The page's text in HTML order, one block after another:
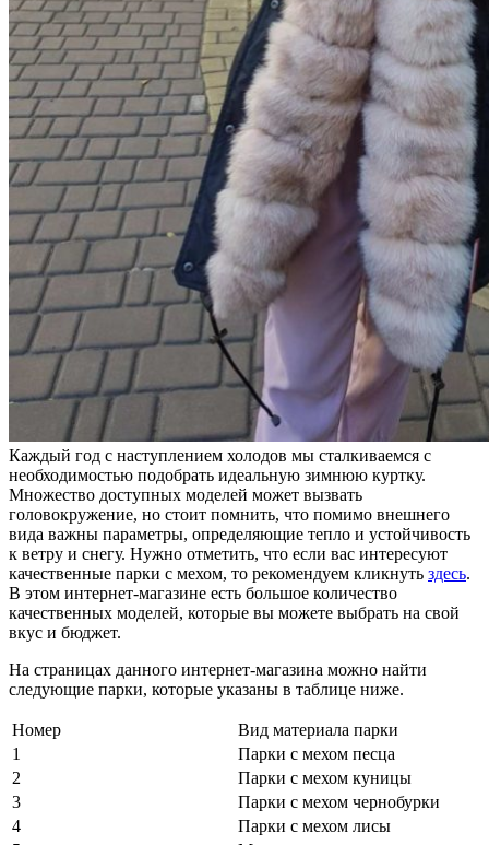
Каждый год с наступлением холодов мы сталкиваемся с
необходимостью подобрать идеальную зимнюю куртку.
Множество доступных моделей может вызвать
головокружение, но стоит помнить, что помимо внешнего
вида важны параметры, определяющие тепло и устойчивость
к ветру и снегу. Нужно отметить, что если вас интересуют
качественные парки с мехом, то рекомендуем кликнуть здесь.
В этом интернет-магазине есть большое количество
качественных моделей, которые вы можете выбрать на свой
вкус и бюджет.
На страницах данного интернет-магазина можно найти
следующие парки, которые указаны в таблице ниже.
Номер
Вид материала парки
1
Парки с мехом песца
2
Парки с мехом куницы
3
Парки с мехом чернобурки
4
Парки с мехом лисы